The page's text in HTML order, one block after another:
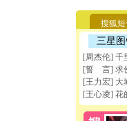
搜狐短
三星
[周杰伦] 千
[誓 言] 求
[王力宏] 大
[王心凌] 花